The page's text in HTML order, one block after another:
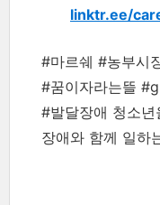
linktr.ee/
#마르쉐 #농부시
#꿈이자라는뜰
#발달장애 청소
장애와 함께 일하